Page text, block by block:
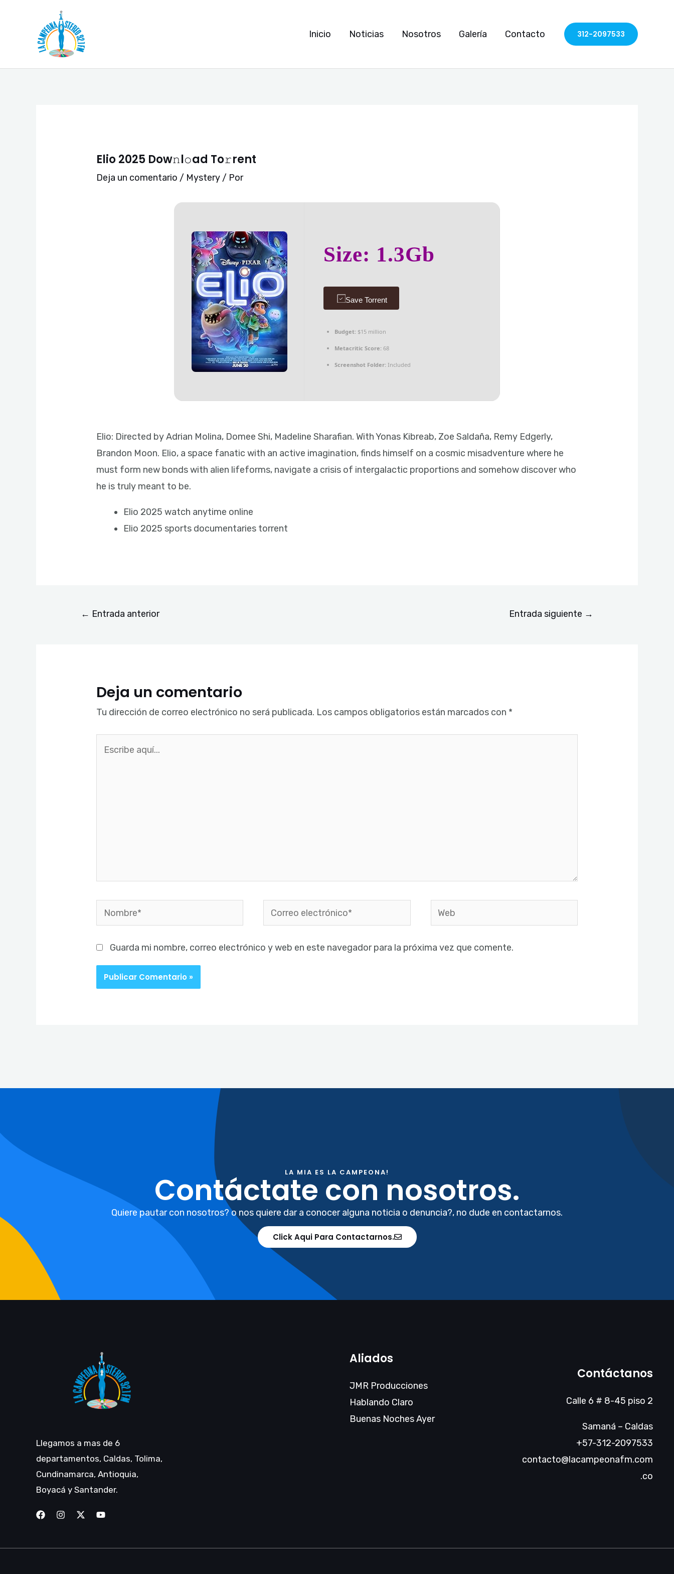
contenido
Inicio Noticias Nosotros Galería Contacto 312-2097533
Elio 2025 Dow𝚗l𝚘ad To𝚛rent
Deja un comentario / Mystery / Por
Size: 1.3Gb
Save Torrent
Budget: $15 million
Metacritic Score: 68
Screenshot Folder: Included
Elio: Directed by Adrian Molina, Domee Shi, Madeline Sharafian. With Yonas Kibreab, Zoe Saldaña, Remy Edgerly,
Brandon Moon. Elio, a space fanatic with an active imagination, finds himself on a cosmic misadventure where he
must form new bonds with alien lifeforms, navigate a crisis of intergalactic proportions and somehow discover who
he is truly meant to be.
Elio 2025 watch anytime online
Elio 2025 sports documentaries torrent
de
entradas
← Entrada anterior Entrada siguiente →
Deja un comentario
Tu dirección de correo electrónico no será publicada. Los campos obligatorios están marcados con *
Nombre*
Correo
electrónico*
Web
Guarda mi nombre, correo electrónico y web en este navegador para la próxima vez que comente.
LA MIA ES LA CAMPEONA!
Contáctate con nosotros.
Quiere pautar con nosotros? o nos quiere dar a conocer alguna noticia o denuncia?, no dude en contactarnos.
Click Aqui Para Contactarnos.
Llegamos a mas de 6
departamentos, Caldas, Tolima,
Cundinamarca, Antioquia,
Boyacá y Santander.
Aliados
JMR Producciones
Hablando Claro
Buenas Noches Ayer
Contáctanos
Calle 6 # 8-45 piso 2
Samaná – Caldas
+57-312-2097533
contacto@lacampeonafm.com
.co